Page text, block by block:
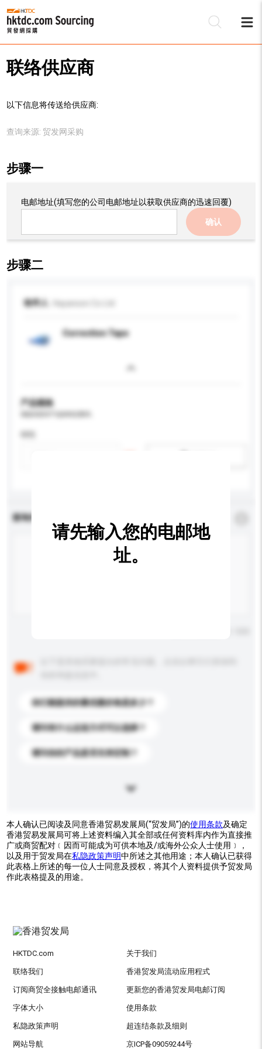
联络供应商
以下信息将传送给供应商:
查询来源: 贸发网采购
步骤一
电邮地址(填写您的公司电邮地址以获取供应商的迅速回覆)
确认
步骤二
收件人
Correction Tape
产品规格
查询内容
你们能提供的最优惠价格是多少？
请问有什么运送方式可以选择？
请问你的产品是否支持定制？
请先输入您的电邮地
址。
本人确认已阅读及同意香港贸易发展局(“贸发局”)的使用条款及确定
香港贸易发展局可将上述资料编入其全部或任何资料库内作为直接推
广或商贸配对﹝因而可能成为可供本地及/或海外公众人士使用﹞，
以及用于贸发局在私隐政策声明中所述之其他用途；本人确认已获得
此表格上所述的每一位人士同意及授权，将其个人资料提供予贸发局
作此表格提及的用途。
HKTDC.com 关于我们
联络我们 香港贸发局流动应用程式
订阅商贸全接触电邮通讯 更新您的香港贸发局电邮订阅
字体大小 使用条款
私隐政策声明 超连结条款及细则
网站导航 京ICP备09059244号